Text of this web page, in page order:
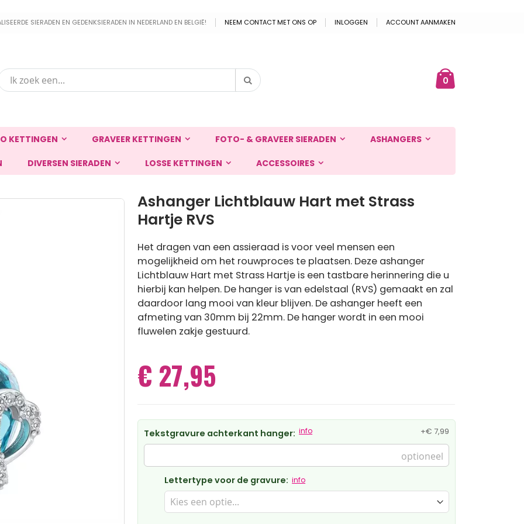
SIERADEN EN GEDENKSIERADEN IN NEDERLAND EN BELGIË! NEEM CONTACT MET ONS OP INLOGGEN ACCOUNT AANMAKEN
0producten
Zoek
KETTINGEN GRAVEER KETTINGEN FOTO- & GRAVEER SIERADEN ASHANGERS
DIVERSEN SIERADEN LOSSE KETTINGEN ACCESSOIRES
Ashanger Lichtblauw Hart met Strass
Hartje RVS
Het dragen van een assieraad is voor veel mensen een
mogelijkheid om het rouwproces te plaatsen. Deze ashanger
Lichtblauw Hart met Strass Hartje is een tastbare herinnering die u
hierbij kan helpen. De hanger is van edelstaal (RVS) gemaakt en zal
daardoor lang mooi van kleur blijven. De ashanger heeft een
afmeting van 30mm bij 22mm. De hanger wordt in een mooi
fluwelen zakje gestuurd.
€ 27,95
Tekstgravure achterkant hanger: info +€ 7,99
Lettertype voor de gravure: info